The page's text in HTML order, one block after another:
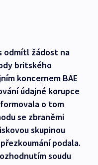
odmítl žádost na
britského
koncernem BAE
údajné korupce
o tom
se zbraněmi
skupinou
podala.
soudu